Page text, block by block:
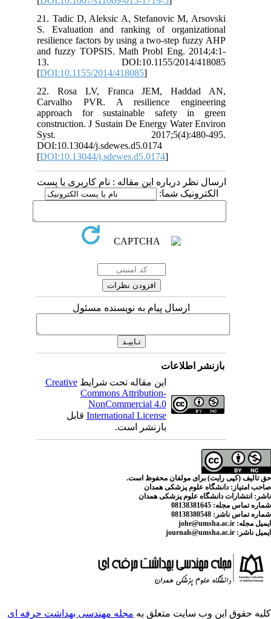
21. Tadic D, Aleksic A, Stefanovic M,
S. Evaluation and ranking of
resilience factors by using a two-step
and fuzzy TOPSIS. Math Probl Eng.
13. DOI:10.1155/2014/
[DOI:10.1155/2014/418085
22. Rosa LV, Franca JEM,
Carvalho PVR. A resilience
approach for sustainable safety
construction. J Sustain De Energy
Syst.
DOI:10.13044/j.sdewes.d5.0174
[DOI:10.13044/j.sdewes.d5.0174
درباره این مقاله : نام کاربری یا پست
ارسال پیام به نویسنده مسئول
این مقاله تحت شرایطCreative
Commons Attribution-
NonCommercial 4.0
International Licenseقابل
مولفان محفوظ است.
پزشکی همدان
پزشکی همدان
متعلق به مجله مهندسی بهداشت حرفه ای